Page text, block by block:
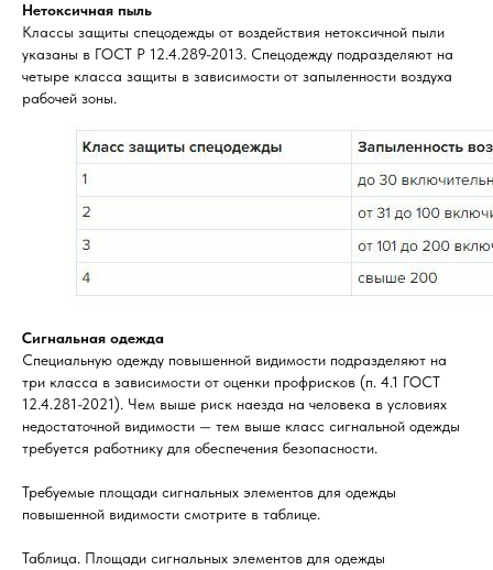
Нетоксичная пыль
Классы защиты спецодежды от воздействия нетоксичной пыли
указаны в ГОСТ Р 12.4.289-2013. Спецодежду подразделяют на
четыре класса защиты в зависимости от запыленности воздуха
рабочей зоны.
Сигнальная одежда
Специальную одежду повышенной видимости подразделяют на
три класса в зависимости от оценки профрисков (п. 4.1 ГОСТ
12.4.281-2021). Чем выше риск наезда на человека в условиях
недостаточной видимости — тем выше класс сигнальной одежды
требуется работнику для обеспечения безопасности.
Требуемые площади сигнальных элементов для одежды
повышенной видимости смотрите в таблице.
Таблица. Площади сигнальных элементов для одежды